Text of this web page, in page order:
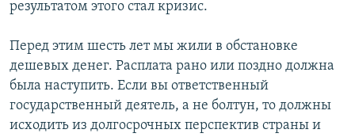
результатом этого стал кризис.
Перед этим шесть лет мы жили в обстановке
дешевых денег. Расплата рано или поздно должна
была наступить. Если вы ответственный
государственный деятель, а не болтун, то должны
исходить из долгосрочных перспектив страны и